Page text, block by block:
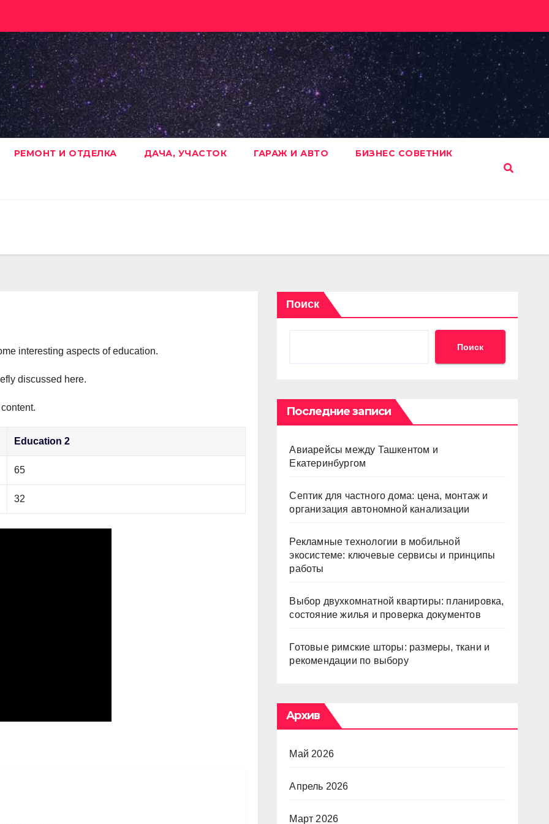
РЕМОНТ И ОТДЕЛКА ДАЧА, УЧАСТОК ГАРАЖ И АВТО БИЗНЕС СОВЕТНИК
interesting aspects of education.
discussed here.
Education 2
65
32
Поиск
Поиск
Последние записи
Авиарейсы между Ташкентом и
Екатеринбургом
Септик для частного дома: цена, монтаж и
организация автономной канализации
Рекламные технологии в мобильной
экосистеме: ключевые сервисы и принципы
работы
Выбор двухкомнатной квартиры: планировка,
состояние жилья и проверка документов
Готовые римские шторы: размеры, ткани и
рекомендации по выбору
Архив
Май 2026
Апрель 2026
Март 2026